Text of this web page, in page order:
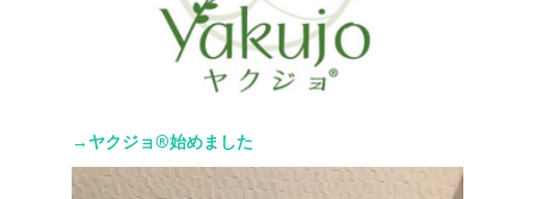
→ヤクジョ®︎始めました